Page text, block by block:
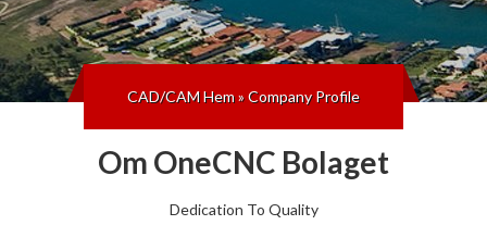
CAD/CAM Hem»Company Profile
Om OneCNC Bolaget
Dedication To Quality